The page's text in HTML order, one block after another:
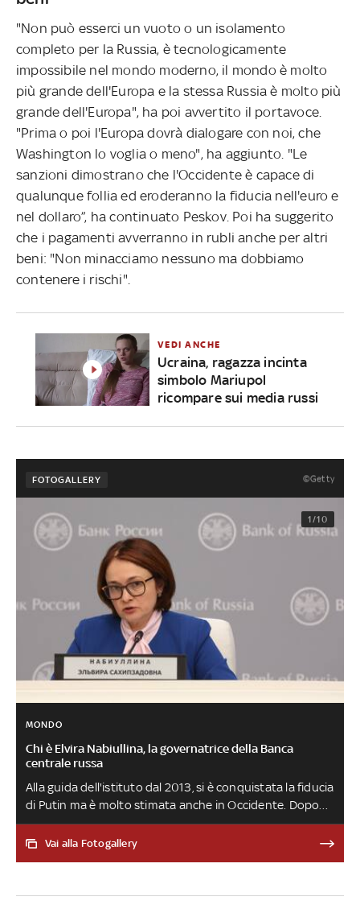
"Non può esserci un vuoto o un isolamento
completo per la Russia, è tecnologicamente
impossibile nel mondo moderno, il mondo è molto
più grande dell'Europa e la stessa Russia è molto più
grande dell'Europa", ha poi avvertito il portavoce.
"Prima o poi l'Europa dovrà dialogare con noi, che
Washington lo voglia o meno", ha aggiunto. "Le
sanzioni dimostrano che l'Occidente è capace di
qualunque follia ed eroderanno la fiducia nell'euro e
nel dollaro”, ha continuato Peskov. Poi ha suggerito
che i pagamenti avverranno in rubli anche per altri
beni: "Non minacciamo nessuno ma dobbiamo
contenere i rischi".
VEDI ANCHE
Ucraina, ragazza incinta
simbolo Mariupol
ricompare sui media russi
FOTOGALLERY ©Getty
1/10
MONDO
Chi è Elvira Nabiullina, la governatrice della Banca
centrale russa
Alla guida dell'istituto dal 2013, si è conquistata la fiducia
di Putin ma è molto stimata anche in Occidente. Dopo
l'inizio della guerra in Ucraina avrebbe provato a
dimettersi, ma senza successo, e oggi continua a giocare
Vai alla Fotogallery